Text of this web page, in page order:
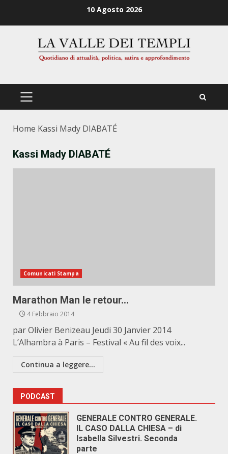
10 Agosto 2026
PRIMÄRES
Home Kassi Mady DIABATÉ
Kassi Mady DIABATÉ
Comunicati Stampa
Marathon Man le retour…
4 Febbraio 2014
par Olivier Benizeau Jeudi 30 Janvier 2014
L’Alhambra à Paris – Festival « Au fil des voix...
Continua a leggere...
PODCAST
GENERALE CONTRO GENERALE.
IL CASO DALLA CHIESA – di
Isabella Silvestri. Seconda
parte